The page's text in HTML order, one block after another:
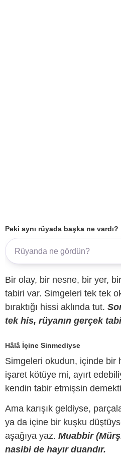
Peki aynı rüyada başka ne vardı?
Bir olay, bir nesne, bir yer,
tabiri var. Simgeleri tek tek
bıraktığı hissi aklında tut.
tek his, rüyanın gerçek
Hâlâ İçine Sinmediyse
Simgeleri okudun, içinde bir
işaret kötüye mi, ayırt
kendin tabir etmişsin
Ama karışık geldiyse,
ya da içine bir kuşku
aşağıya yaz. Muabbir
nasibi de hayır duandır.